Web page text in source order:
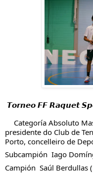
𝙏𝙤𝙧𝙣𝙚𝙤 𝙁𝙁 𝙍𝙖𝙦𝙪𝙚𝙩
Categoría Absoluto
presidente do Club de
Porto, concelleiro de
Subcampión  Iago
Campión  Saúl Berdullas (